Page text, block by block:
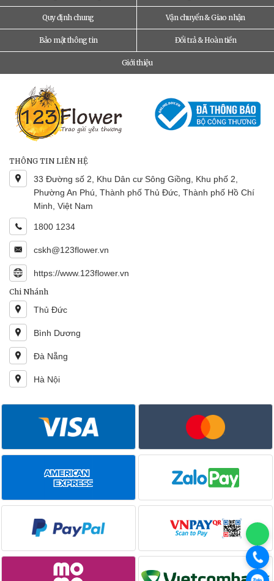
Quy định chung Vận chuyển & Giao nhận
Bảo mật thông tin Đổi trả & Hoàn tiền
Giới thiệu
THÔNG TIN LIÊN HỆ
33 Đường số 2, Khu Dân cư Sông Giồng, Khu phố 2,
Phường An Phú, Thành phố Thủ Đức, Thành phố Hồ Chí
Minh, Việt Nam
1800 1234
cskh@123flower.vn
https://www.123flower.vn
Chi Nhánh
Thủ Đức
Bình Dương
Đà Nẵng
Hà Nội